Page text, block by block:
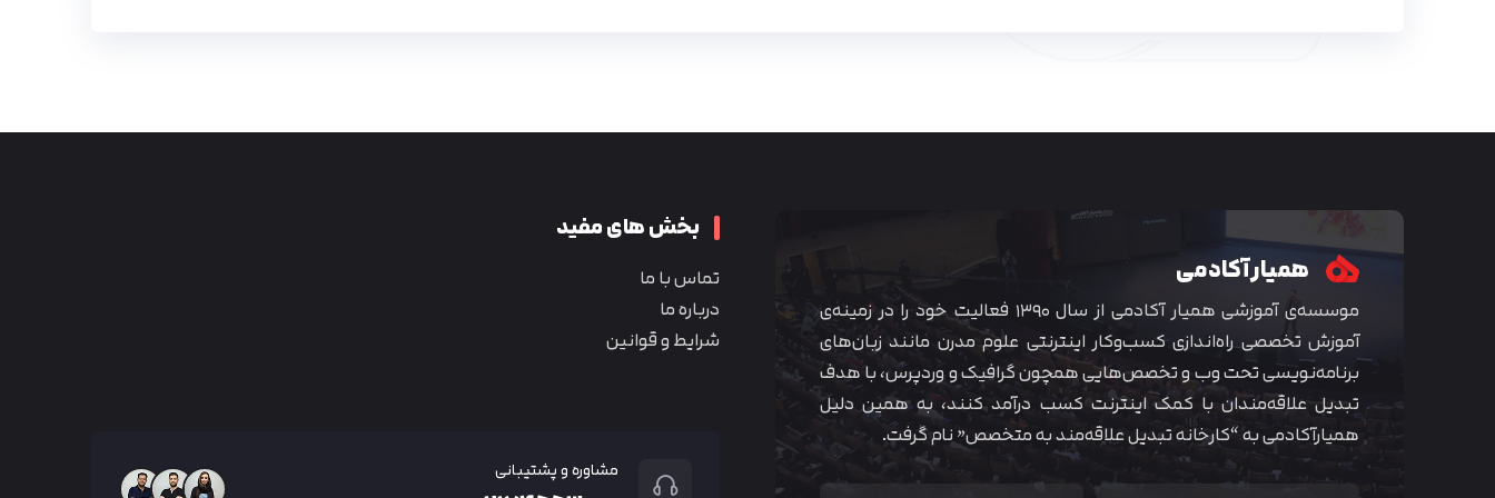
همیار آکادمی
موسسه‌ی آموزشی همیار آکادمی از سال ۱۳۹۰ فعالیت خود را در زمینه‌ی
آموزش تخصصی راه‌اندازی کسب‌و‌کار اینترنتی علوم مدرن مانند زبان‌های
برنامه‌نویسی تحت وب و تخصص‌هایی همچون گرافیک و وردپرس، با هدف
تبدیل علاقه‌مندان با کمک اینترنت کسب درآمد کنند، به همین دلیل
همیارآکادمی به “کارخانه تبدیل علاقه‌مند به متخصص” نام گرفت.
بخش های مفید
تماس با ما
درباره ما
شرایط و قوانین
مشاوره و پشتیبانی